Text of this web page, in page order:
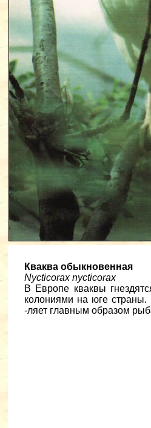
Кваква обыкновенная
Nycticorax nycticorax
В Европе кваквы
колониями на юге страны.
-ляет главным образом